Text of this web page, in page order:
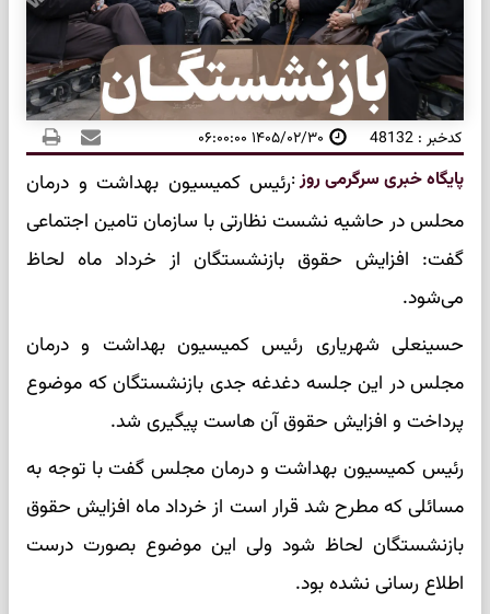
کدخبر : 48132 ۱۴۰۵/۰۲/۳۰ ۰۶:۰۰:۰۰
پایگاه خبری سرگرمی روز:رئیس کمیسیون بهداشت و درمان
محلس در حاشیه نشست نظارتی با سازمان تامین اجتماعی
گفت: افزایش حقوق بازنشستگان از خرداد ماه لحاظ
می‌شود.
حسینعلی شهریاری رئیس کمیسیون بهداشت و درمان
مجلس در این جلسه دغدغه جدی بازنشستگان که موضوع
پرداخت و افزایش حقوق آن هاست پیگیری شد.
رئیس کمیسیون بهداشت و درمان مجلس گفت با توجه به
مسائلی که مطرح شد قرار است از خرداد ماه افزایش حقوق
بازنشستگان لحاظ شود ولی این موضوع بصورت درست
اطلاع رسانی نشده بود.